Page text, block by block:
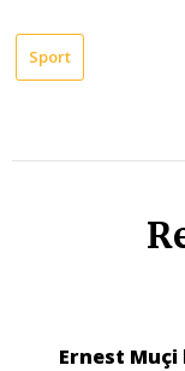
Sport
Ernest